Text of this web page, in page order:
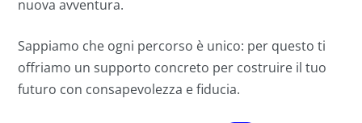
nuova avventura.
Sappiamo che ogni percorso è unico: per questo ti
offriamo un supporto concreto per costruire il tuo
futuro con consapevolezza e fiducia.